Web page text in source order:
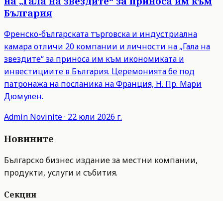
България
Френско-българската търговска и индустриална
камара отличи 20 компании и личности на „Гала на
звездите“ за приноса им към икономиката и
инвестициите в България. Церемонията бе под
патронажа на посланика на Франция, Н. Пр. Мари
Дюмулен.
Admin Novinite· 22 юли 2026 г.
Новините
Българско бизнес издание за местни компании,
продукти, услуги и събития.
Секции